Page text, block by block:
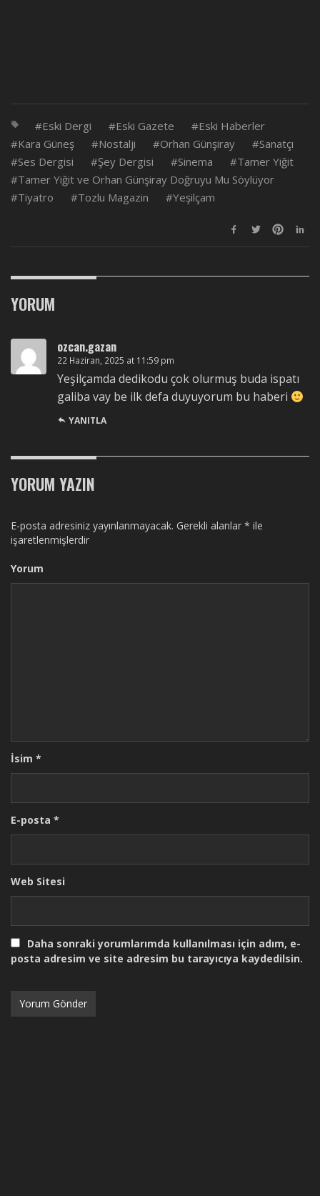
Eski Dergi Eski Gazete
Eski Haberler
Kara Güneş
Nostalji Orhan Günşiray
Sanatçı
Ses Dergisi
Şey Dergisi Sinema
Tamer Yiğit
Tamer Yiğit ve Orhan Günşiray Doğruyu Mu Söylüyor
Tiyatro
Tozlu Magazin Yeşilçam
YORUM
ozcan.gazan
22 Haziran, 2025 at 11:59 pm
Yeşilçamda dedikodu çok olurmuş buda ispatı
galiba vay be ilk defa duyuyorum bu haberi
YANITLA
YORUM YAZIN
E-posta adresiniz yayınlanmayacak. Gerekli alanlar * ile
işaretlenmişlerdir
Yorum
İsim *
E-posta *
Web Sitesi
Daha sonraki yorumlarımda kullanılması için adım, e-
posta adresim ve site adresim bu tarayıcıya kaydedilsin.